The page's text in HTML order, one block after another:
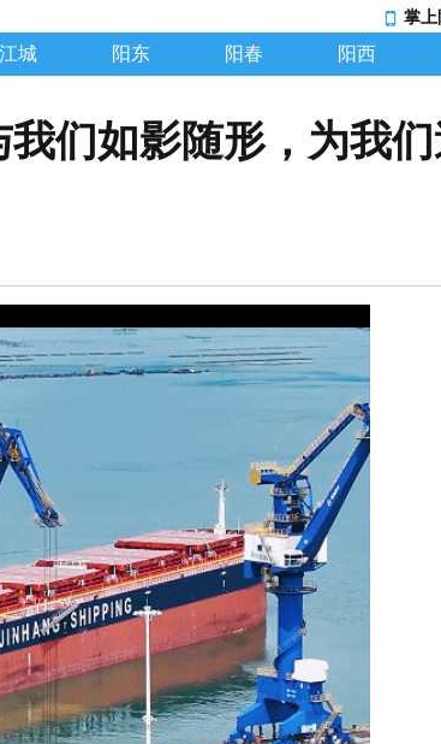
掌上
江城 阳东 阳春 阳西
们如影随形，为我